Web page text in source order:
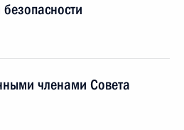
членами Совета